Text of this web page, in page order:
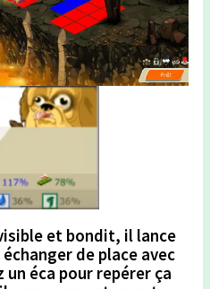
et bondit, il lance
de place avec
un éca pour repérer ça